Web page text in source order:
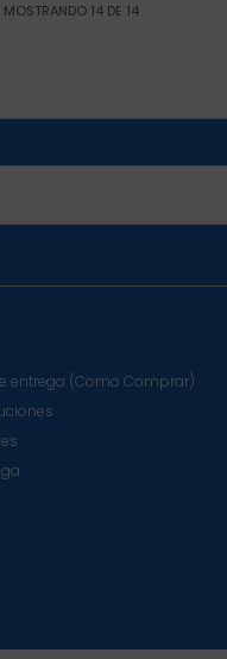
MOSTRANDO 14 DE 14
entrega (Como Comprar)